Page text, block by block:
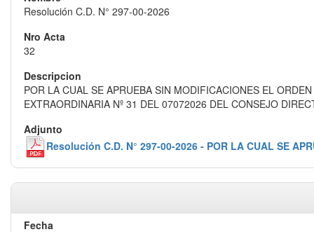
Resolución C.D. N° 297-00-2026
32
POR LA CUAL SE APRUEBA SIN MODIFICACIONES EL
EXTRAORDINARIA Nº 31 DEL 07072026 DEL CONSEJO
Resolución C.D. N° 297-00-2026 - POR LA CUAL SE